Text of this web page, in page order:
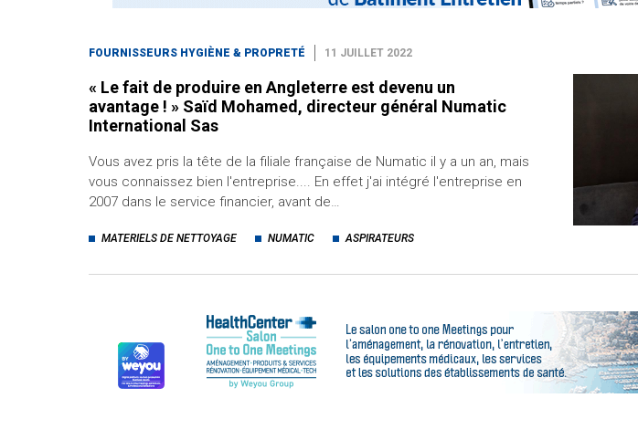
FOURNISSEURS HYGIÈNE & PROPRETÉ 11 JUILLET 2022
« Le fait de produire en Angleterre est devenu un
avantage ! » Saïd Mohamed, directeur général Numatic
International Sas
Vous avez pris la tête de la filiale française de Numatic il y a un an, mais
vous connaissez bien l'entreprise.... En effet j'ai intégré l'entreprise en
2007 dans le service financier, avant de…
MATERIELS DE NETTOYAGE NUMATIC ASPIRATEURS